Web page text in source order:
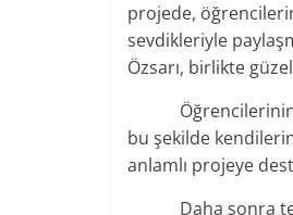
projede,
sevdikleriyle
Özsarı, birlikte
bu şekilde
anlamlı projeye
Daha sonra tek